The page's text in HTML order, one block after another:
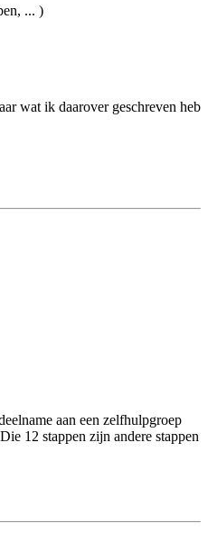
... )
wat ik daarover geschreven heb
aan een zelfhulpgroep
12 stappen zijn andere stappen